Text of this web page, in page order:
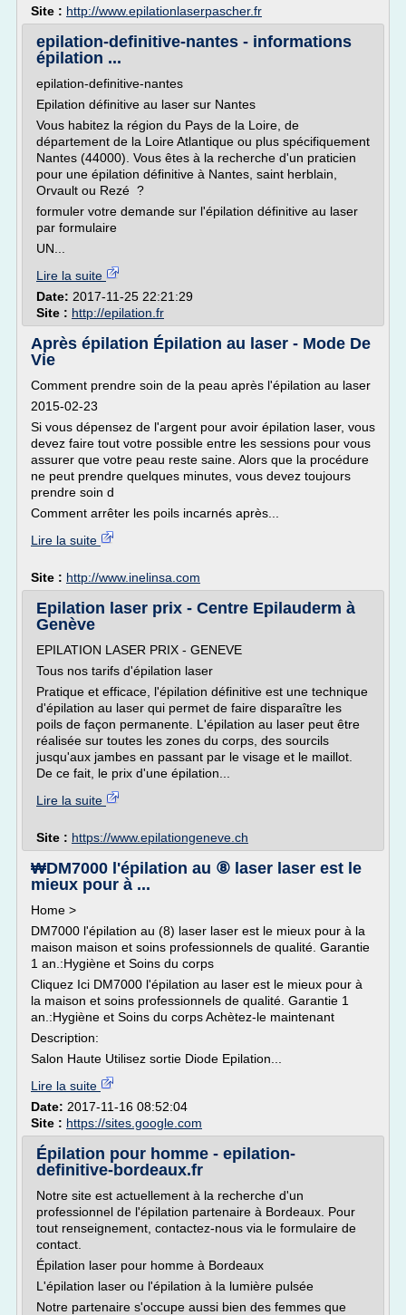
Site : http://www.epilationlaserpascher.fr
epilation-definitive-nantes - informations
épilation ...
epilation-definitive-nantes
Epilation définitive au laser sur Nantes
Vous habitez la région du Pays de la Loire, de
département de la Loire Atlantique ou plus spécifiquement
Nantes (44000). Vous êtes à la recherche d'un praticien
pour une épilation définitive à Nantes, saint herblain,
Orvault ou Rezé ?
formuler votre demande sur l'épilation définitive au laser
par formulaire
UN...
Lire la suite
Date: 2017-11-25 22:21:29
Site : http://epilation.fr
Après épilation Épilation au laser - Mode De
Vie
Comment prendre soin de la peau après l'épilation au laser
2015-02-23
Si vous dépensez de l'argent pour avoir épilation laser, vous
devez faire tout votre possible entre les sessions pour vous
assurer que votre peau reste saine. Alors que la procédure
ne peut prendre quelques minutes, vous devez toujours
prendre soin d
Comment arrêter les poils incarnés après...
Lire la suite
Site : http://www.inelinsa.com
Epilation laser prix - Centre Epilauderm à
Genève
EPILATION LASER PRIX - GENEVE
Tous nos tarifs d'épilation laser
Pratique et efficace, l'épilation définitive est une technique
d'épilation au laser qui permet de faire disparaître les
poils de façon permanente. L'épilation au laser peut être
réalisée sur toutes les zones du corps, des sourcils
jusqu'aux jambes en passant par le visage et le maillot.
De ce fait, le prix d'une épilation...
Lire la suite
Site : https://www.epilationgeneve.ch
₩DM7000 l'épilation au ⑧ laser laser est le
mieux pour à ...
Home >
DM7000 l'épilation au (8) laser laser est le mieux pour à la
maison maison et soins professionnels de qualité. Garantie
1 an.:Hygiène et Soins du corps
Cliquez Ici DM7000 l'épilation au laser est le mieux pour à
la maison et soins professionnels de qualité. Garantie 1
an.:Hygiène et Soins du corps Achètez-le maintenant
Description:
Salon Haute Utilisez sortie Diode Epilation...
Lire la suite
Date: 2017-11-16 08:52:04
Site : https://sites.google.com
Épilation pour homme - epilation-
definitive-bordeaux.fr
Notre site est actuellement à la recherche d'un
professionnel de l'épilation partenaire à Bordeaux. Pour
tout renseignement, contactez-nous via le formulaire de
contact.
Épilation laser pour homme à Bordeaux
L'épilation laser ou l'épilation à la lumière pulsée
Notre partenaire s'occupe aussi bien des femmes que